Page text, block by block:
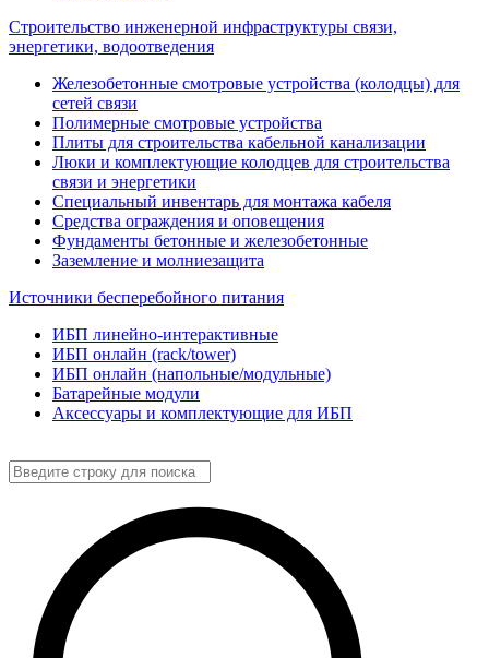
Строительство инженерной инфраструктуры связи,
энергетики, водоотведения
Железобетонные смотровые устройства (колодцы) для
сетей связи
Полимерные смотровые устройства
Плиты для строительства кабельной канализации
Люки и комплектующие колодцев для строительства
связи и энергетики
Специальный инвентарь для монтажа кабеля
Средства ограждения и оповещения
Фундаменты бетонные и железобетонные
Заземление и молниезащита
Источники бесперебойного питания
ИБП линейно-интерактивные
ИБП онлайн (rack/tower)
ИБП онлайн (напольные/модульные)
Батарейные модули
Аксессуары и комплектующие для ИБП